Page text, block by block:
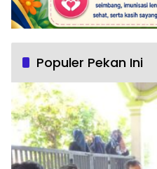
Populer Pekan Ini